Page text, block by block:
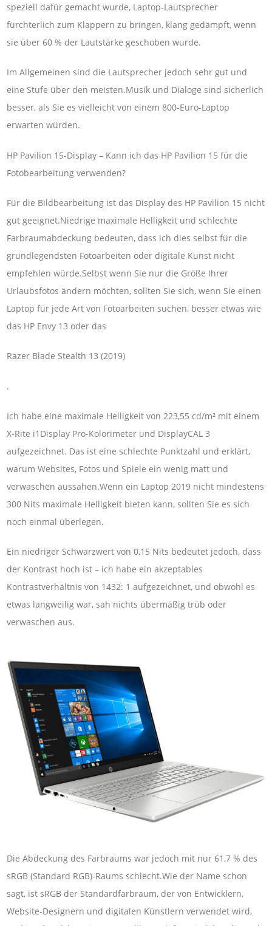
speziell dafür gemacht wurde, Laptop-Lautsprecher
fürchterlich zum Klappern zu bringen, klang gedämpft, wenn
sie über 60 % der Lautstärke geschoben wurde.
Im Allgemeinen sind die Lautsprecher jedoch sehr gut und
eine Stufe über den meisten.Musik und Dialoge sind sicherlich
besser, als Sie es vielleicht von einem 800-Euro-Laptop
erwarten würden.
HP Pavilion 15-Display – Kann ich das HP Pavilion 15 für die
Fotobearbeitung verwenden?
Für die Bildbearbeitung ist das Display des HP Pavilion 15 nicht
gut geeignet.Niedrige maximale Helligkeit und schlechte
Farbraumabdeckung bedeuten, dass ich dies selbst für die
grundlegendsten Fotoarbeiten oder digitale Kunst nicht
empfehlen würde.Selbst wenn Sie nur die Größe Ihrer
Urlaubsfotos ändern möchten, sollten Sie sich, wenn Sie einen
Laptop für jede Art von Fotoarbeiten suchen, besser etwas wie
das HP Envy 13 oder das
Razer Blade Stealth 13 (2019)
.
Ich habe eine maximale Helligkeit von 223,55 cd/m² mit einem
X-Rite i1Display Pro-Kolorimeter und DisplayCAL 3
aufgezeichnet. Das ist eine schlechte Punktzahl und erklärt,
warum Websites, Fotos und Spiele ein wenig matt und
verwaschen aussahen.Wenn ein Laptop 2019 nicht mindestens
300 Nits maximale Helligkeit bieten kann, sollten Sie es sich
noch einmal überlegen.
Ein niedriger Schwarzwert von 0,15 Nits bedeutet jedoch, dass
der Kontrast hoch ist – ich habe ein akzeptables
Kontrastverhältnis von 1432: 1 aufgezeichnet, und obwohl es
etwas langweilig war, sah nichts übermäßig trüb oder
verwaschen aus.
Die Abdeckung des Farbraums war jedoch mit nur 61,7 % des
sRGB (Standard RGB)-Raums schlecht.Wie der Name schon
sagt, ist sRGB der Standardfarbraum, der von Entwicklern,
Website-Designern und digitalen Künstlern verwendet wird,